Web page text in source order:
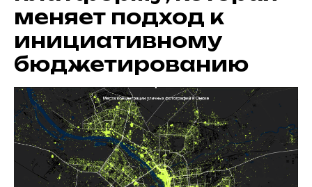
меняет подход к
инициативному
бюджетированию